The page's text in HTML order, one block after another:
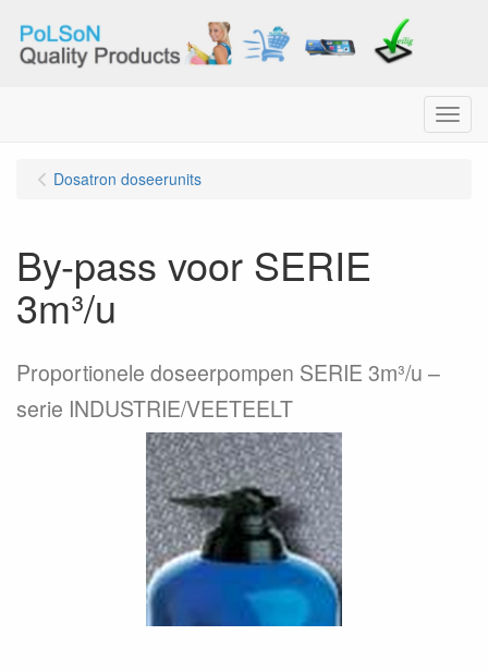
Menu
Dosatron doseerunits
By-pass voor SERIE
3m³/u
Proportionele doseerpompen SERIE 3m³/u –
serie INDUSTRIE/VEETEELT